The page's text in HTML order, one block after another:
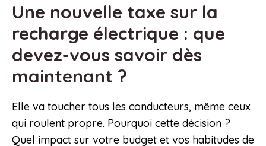
Une nouvelle taxe sur la
recharge électrique : que
devez-vous savoir dès
maintenant ?
Elle va toucher tous les conducteurs, même ceux
qui roulent propre. Pourquoi cette décision ?
Quel impact sur votre budget et vos habitudes de